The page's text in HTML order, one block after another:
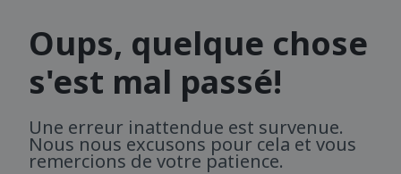
Oups, quelque chose
s'est mal passé!
Une erreur inattendue est survenue.
Nous nous excusons pour cela et vous
remercions de votre patience.